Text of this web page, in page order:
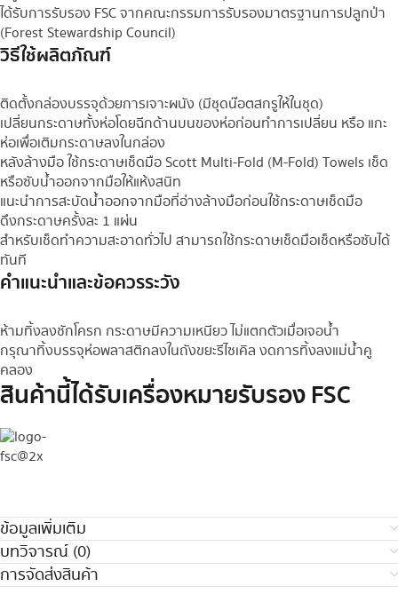
ได้รับการรับรอง FSC จากคณะกรรมการรับรองมาตรฐานการปลูกป่า
(Forest Stewardship Council)
วิธีใช้ผลิตภัณฑ์
ติดตั้งกล่องบรรจุด้วยการเจาะผนัง (มีชุดน๊อตสกรูให้ในชุด)
เปลี่ยนกระดาษทั้งห่อโดยฉีกด้านบนของห่อก่อนทำการเปลี่ยน หรือ แกะ
ห่อเพื่อเติมกระดาษลงในกล่อง
หลังล้างมือ ใช้กระดาษเช็ดมือ Scott Multi-Fold (M-Fold) Towels เช็ด
หรือซับน้ำออกจากมือให้แห้งสนิท
แนะนำการสะบัดน้ำออกจากมือที่อ่างล้างมือก่อนใช้กระดาษเช็ดมือ
ดึงกระดาษครั้งละ 1 แผ่น
สำหรับเช็ดทำความสะอาดทั่วไป สามารถใช้กระดาษเช็ดมือเช็ดหรือซับได้
ทันที
คำแนะนำและข้อควรระวัง
ห้ามทิ้งลงชักโครก กระดาษมีความเหนียว ไม่แตกตัวเมื่อเจอน้ำ
กรุณาทิ้งบรรจุห่อพลาสติกลงในถังขยะรีไซเคิล งดการทิ้งลงแม่น้ำคู
คลอง
สินค้านี้ได้รับเครื่องหมายรับรอง FSC
ข้อมูลเพิ่มเติม
บทวิจารณ์ (0)
การจัดส่งสินค้า